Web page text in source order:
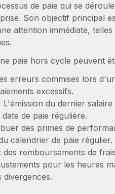
de paie qui se
Son objectif principal
attention immédiate,
paie hors cycle peuvent
erreurs commises lors
excessifs.
L'émission du dernier
de paie régulière.
des primes de
calendrier de paie régulier.
des remboursements de
pour les heures